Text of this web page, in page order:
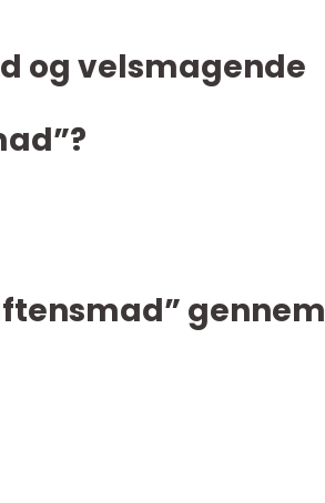
og velsmagende
gennem